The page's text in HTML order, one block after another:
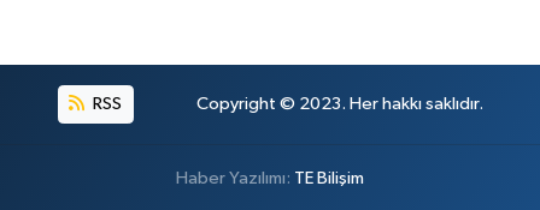
RSS Copyright © 2023. Her hakkı saklıdır.
Haber Yazılımı: TE Bilişim